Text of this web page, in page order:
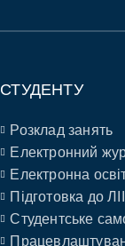
СТУДЕНТУ
Розклад занять
Електронний
Електронна
Підготовка до
Студентське